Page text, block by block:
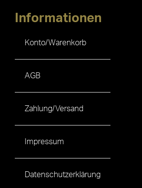
Informationen
Konto/Warenkorb
AGB
Zahlung/Versand
Impressum
Datenschutzerklärung